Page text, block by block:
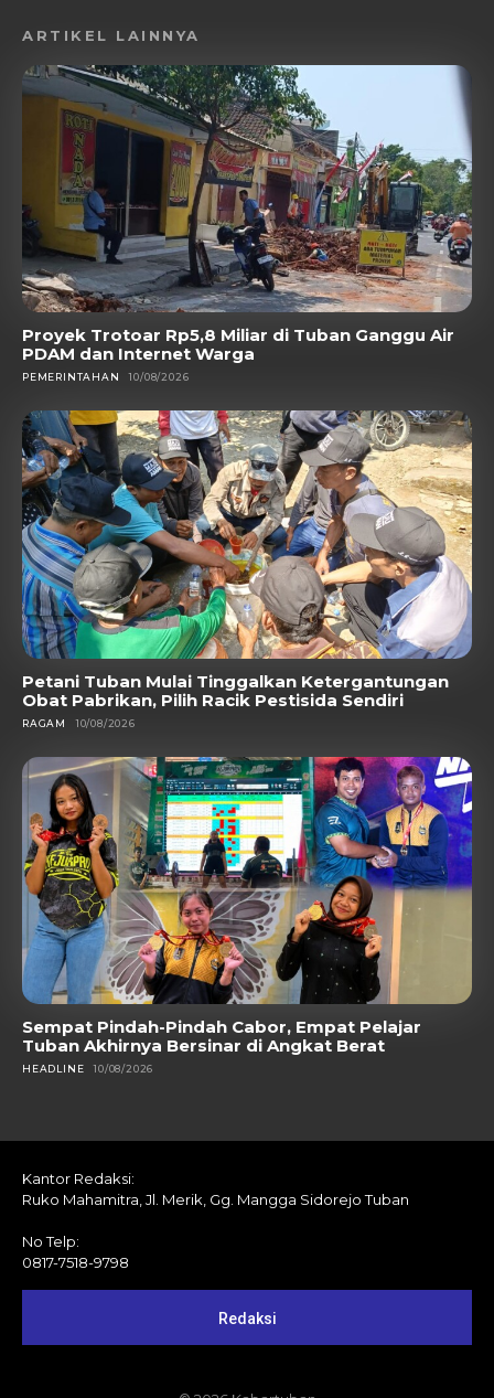
ARTIKEL LAINNYA
Proyek Trotoar Rp5,8 Miliar di Tuban Ganggu Air
PDAM dan Internet Warga
PEMERINTAHAN 10/08/2026
Petani Tuban Mulai Tinggalkan Ketergantungan
Obat Pabrikan, Pilih Racik Pestisida Sendiri
RAGAM 10/08/2026
Sempat Pindah-Pindah Cabor, Empat Pelajar
Tuban Akhirnya Bersinar di Angkat Berat
HEADLINE 10/08/2026
Kantor Redaksi:
Ruko Mahamitra, Jl. Merik, Gg. Mangga Sidorejo Tuban
No Telp:
0817-7518-9798
Redaksi